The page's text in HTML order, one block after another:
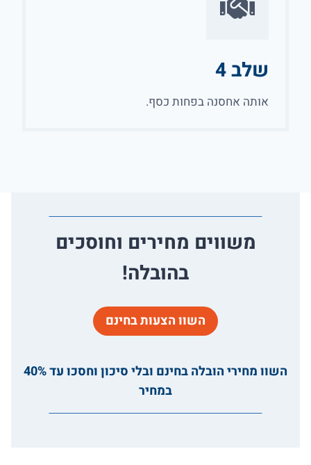
שלב 4
אותה אחסנה בפחות כסף.
משווים מחירים וחוסכים
בהובלה!
השוו הצעות בחינם
השוו מחירי הובלה בחינם ובלי סיכון וחסכו עד 40%
במחיר